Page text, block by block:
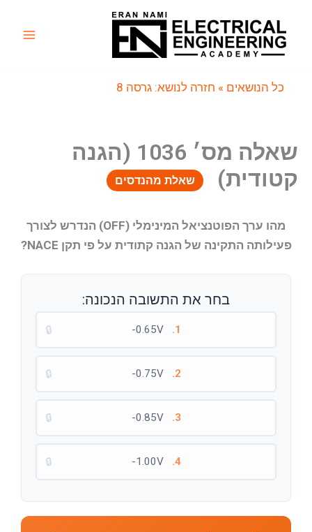
כל הנושאים » חזרה לנושא: גרסה 8
שאלה מס׳ 1036 (הגנה
קטודית)
שאלת מהנדסים
מהו ערך הפוטנציאל המינימלי (OFF) הנדרש לצורך
פעילותה התקינה של הגנה קתודית על פי תקן NACE?
בחר את התשובה הנכונה:
1.
0.65V-
🔒
2.
0.75V-
🔒
3.
0.85V-
🔒
4.
1.00V-
🔒